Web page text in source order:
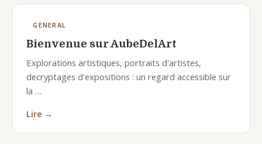
GENERAL
Bienvenue sur AubeDelArt
Explorations artistiques, portraits d'artistes,
decryptages d'expositions : un regard accessible sur
la …
Lire →